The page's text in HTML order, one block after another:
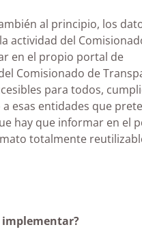
al principio, los
actividad del
en el propio portal de
Comisionado de
para todos,
esas entidades que
hay que informar en el
totalmente
implementar?